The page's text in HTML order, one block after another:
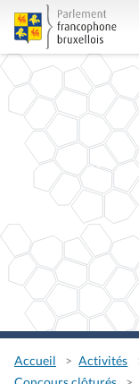
Accueil Activités